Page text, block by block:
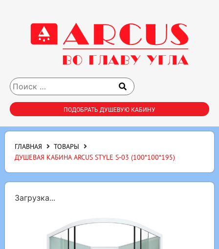
ПОДОБРАТЬ ДУШЕВУЮ КАБИНУ
ГЛАВНАЯ
ТОВАРЫ
ДУШЕВАЯ КАБИНА ARCUS STYLE S-03 (100*100*195)
Загрузка...